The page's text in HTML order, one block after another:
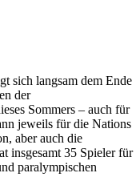
sich langsam dem Ende
der
Sommers – auch für
jeweils für die Nations
aber auch die
insgesamt 35 Spieler für
paralympischen